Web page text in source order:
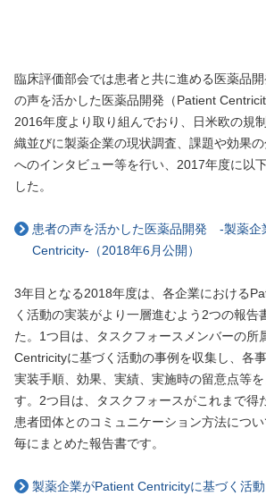
臨床評価部会では患者と共に進める医薬品
の声を活かした医薬品開発（Patient
2016年度より取り組んでおり、日米欧の規
織並びに製薬企業の現状調査、課題や効果
へのインタビュー等を行い、2017年度に以
した。
患者の声を活かした医薬品開発 -製薬企
Centricity-（2018年6月公開）
3年目となる2018年度は、各企業における
く活動の実装がより一層進むよう2つの報告
た。1つ目は、タスクフォースメンバーの所
Centricityに基づく活動の事例を収集し、各
実装手順、効果、実績、実施時の留意点等
す。2つ目は、タスクフォースがこれまで得
患者団体とのコミュニケーション方法につ
毎にまとめた報告書です。
製薬企業がPatient Centricityに基づく活